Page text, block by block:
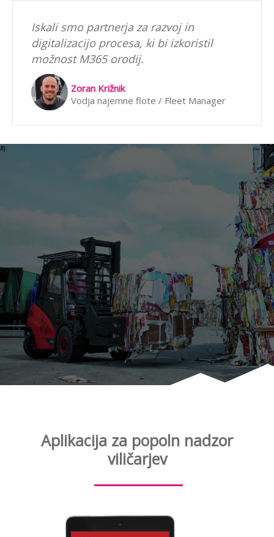
Iskali smo partnerja za razvoj in
digitalizacijo procesa, ki bi izkoristil
možnost M365 orodij.
Zoran Križnik
Vodja najemne flote / Fleet Manager
#}
Aplikacija za popoln nadzor
viličarjev